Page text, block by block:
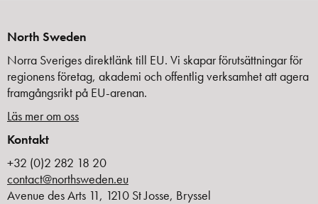
North Sweden
Norra Sveriges direktlänk till EU. Vi skapar förutsättningar för
regionens företag, akademi och offentlig verksamhet att agera
framgångsrikt på EU-arenan.
Läs mer om oss
Kontakt
+32 (0)2 282 18 20
contact@northsweden.eu
Avenue des Arts 11, 1210 St Josse, Bryssel